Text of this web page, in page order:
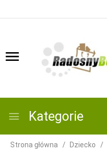
Kategorie
Strona główna Dziecko